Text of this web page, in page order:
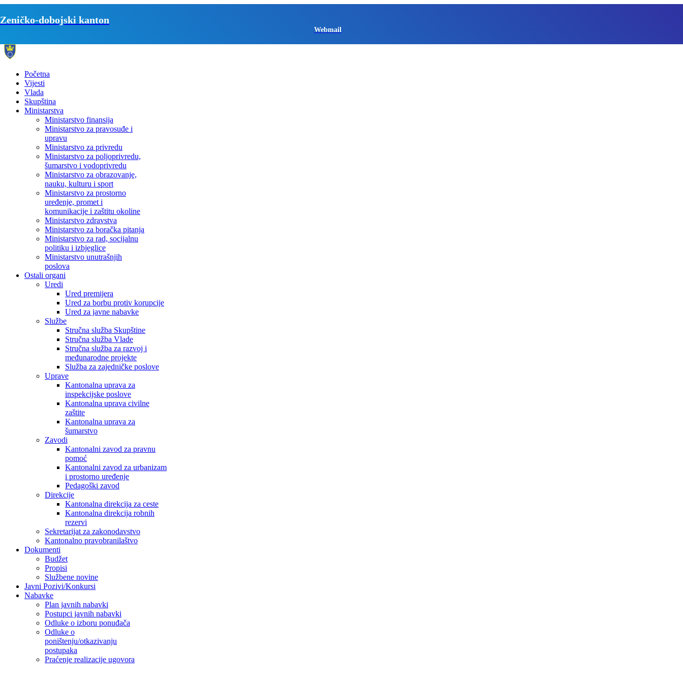
Zeničko-dobojski kanton
Webmail
Početna
Vijesti
Vlada
Skupština
Ministarstva
Ministarstvo finansija
Ministarstvo za pravosuđe i
upravu
Ministarstvo za privredu
Ministarstvo za poljoprivredu,
šumarstvo i vodoprivredu
Ministarstvo za obrazovanje,
nauku, kulturu i sport
Ministarstvo za prostorno
uređenje, promet i
komunikacije i zaštitu okoline
Ministarstvo zdravstva
Ministarstvo za boračka pitanja
Ministarstvo za rad, socijalnu
politiku i izbjeglice
Ministarstvo unutrašnjih
poslova
Ostali organi
Uredi
Ured premijera
Ured za borbu protiv korupcije
Ured za javne nabavke
Službe
Stručna služba Skupštine
Stručna služba Vlade
Stručna služba za razvoj i
međunarodne projekte
Služba za zajedničke poslove
Uprave
Kantonalna uprava za
inspekcijske poslove
Kantonalna uprava civilne
zaštite
Kantonalna uprava za
šumarstvo
Zavodi
Kantonalni zavod za pravnu
pomoć
Kantonalni zavod za urbanizam
i prostorno uređenje
Pedagoški zavod
Direkcije
Kantonalna direkcija za ceste
Kantonalna direkcija robnih
rezervi
Sekretarijat za zakonodavstvo
Kantonalno pravobranilaštvo
Dokumenti
Budžet
Propisi
Službene novine
Javni Pozivi/Konkursi
Nabavke
Plan javnih nabavki
Postupci javnih nabavki
Odluke o izboru ponuđača
Odluke o
poništenju/otkazivanju
postupaka
Praćenje realizacije ugovora